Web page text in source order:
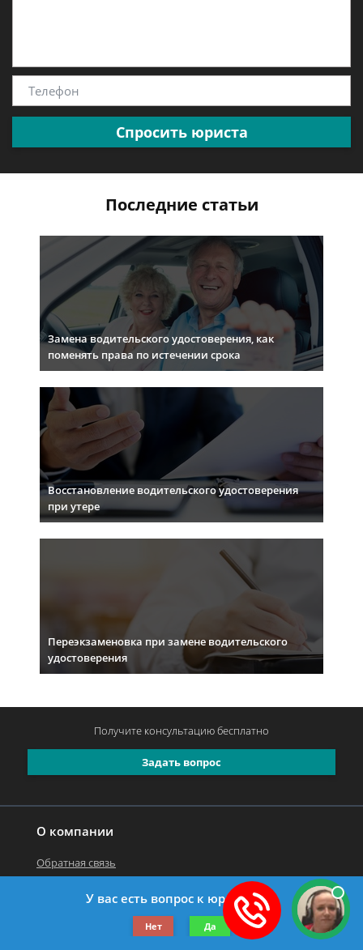
Спросить юриста
Последние статьи
Замена водительского удостоверения, как
поменять права по истечении срока
Восстановление водительского удостоверения
при утере
Переэкзаменовка при замене водительского
удостоверения
О компании
Обратная связь
©2019-2026 Все права защищены.
Задать вопрос
Получите консультациюбесплатно
У вас есть вопрос к юристу?
Нет Да